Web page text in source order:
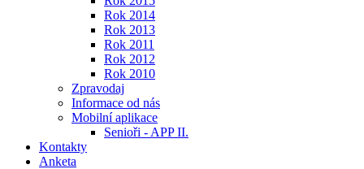
Rok 2014
Rok 2013
Rok 2011
Rok 2012
Rok 2010
Zpravodaj
Informace od nás
Mobilní aplikace
Senioři - APP II.
Kontakty
Anketa